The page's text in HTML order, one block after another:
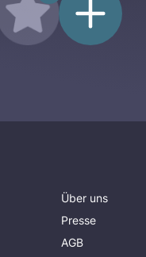
Über uns
Presse
AGB